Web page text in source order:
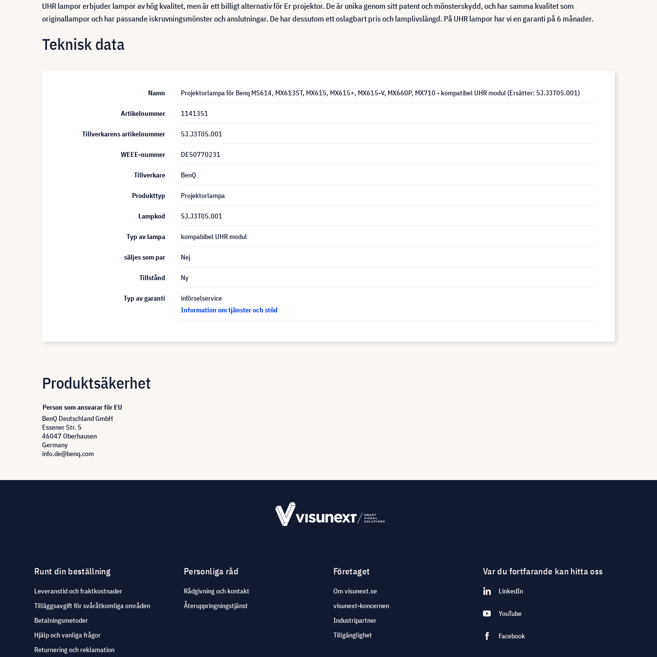
UHR lampor erbjuder lampor av hög kvalitet, men är ett billigt alternativ för Er projektor. De är unika genom sitt patent och mönsterskydd, och har samma kvalitet som
originallampor och har passande iskruvningsmönster och anslutningar. De har dessutom ett oslagbart pris och lamplivslängd. På UHR lampor har vi en garanti på 6 månader.
Teknisk data
Namn Projektorlampa för Benq MS614, MX613ST, MX615, MX615+, MX615-V, MX660P, MX710 - kompatibel UHR modul (Ersätter: 5J.J3T05.001)
Artikelnummer 1141351
Tillverkarens artikelnummer 5J.J3T05.001
WEEE-nummer DE50770231
Tillverkare BenQ
Produkttyp Projektorlampa
Lampkod 5J.J3T05.001
Typ av lampa kompabibel UHR modul
säljes som par Nej
Tillstånd Ny
Typ av garanti
införselservice
Information om tjänster och stöd
Produktsäkerhet
Person som ansvarar för EU
BenQ Deutschland GmbH
Essener Str. 5
46047 Oberhausen
Germany
info.de@benq.com
Runt din beställning
Leveranstid och fraktkostnader
Tilläggsavgift för svåråtkomliga områden
Betalningsmetoder
Hjälp och vanliga frågor
Returnering och reklamation
Personliga råd
Rådgivning och kontakt
Återuppringningstjänst
Företaget
Om visunext.se
visunext-koncernen
Industripartner
Tillgänglighet
Var du fortfarande kan hitta oss
LinkedIn
YouTube
Facebook